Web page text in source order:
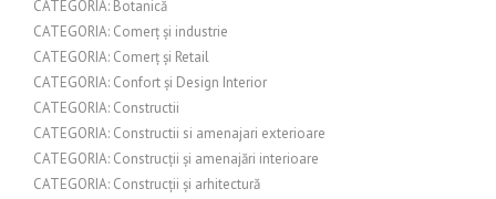
CATEGORIA: Botanică
CATEGORIA: Comerț și industrie
CATEGORIA: Comerț și Retail
CATEGORIA: Confort și Design Interior
CATEGORIA: Constructii
CATEGORIA: Constructii si amenajari exterioare
CATEGORIA: Construcții și amenajări interioare
CATEGORIA: Construcții și arhitectură